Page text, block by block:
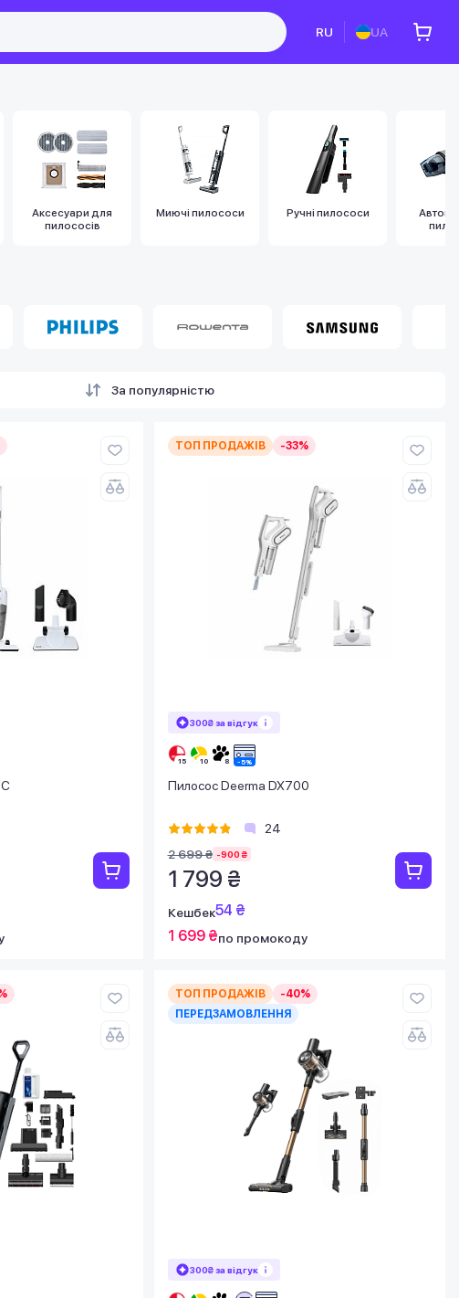
RU UA
Аксесуари для
пилососів
Миючі пилососи Ручні пилососи
За популярністю
ТОП ПРОДАЖІВ -33%
300₴ за відгук
Пилосос Deerma DX700
24
2 699 ₴ -900 ₴
1 799 ₴
Кешбек54 ₴
1 699 ₴по промокоду
ТОП ПРОДАЖІВ
-40%
ПЕРЕДЗАМОВЛЕННЯ
300₴ за відгук